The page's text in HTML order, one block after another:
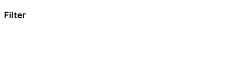
Filter